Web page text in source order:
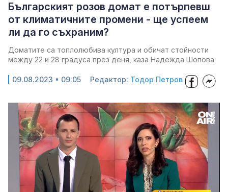
Българският розов домат е потърпевш
от климатичните промени - ще успеем
ли да го съхраним?
Доматите са топлолюбива култура и обичат стойности
между 22 и 28 градуса през деня, каза Надежда Шопова
09.08.2023 • 09:05 Редактор: Тодор Петров